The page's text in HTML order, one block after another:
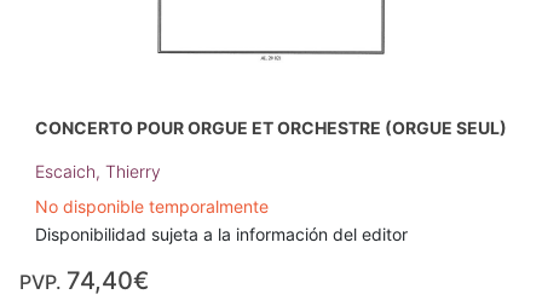
CONCERTO POUR ORGUE ET ORCHESTRE (ORGUE SEUL)
Escaich, Thierry
No disponible temporalmente
Disponibilidad sujeta a la información del editor
PVP. 74,40€